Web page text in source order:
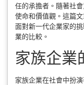
任的承擔者。隨著社
使命和價值觀。這篇
面對新一代企業家的
業的比較。
家族企業
家族企業在社會中扮